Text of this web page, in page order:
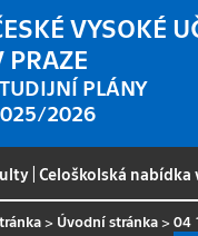
VYSOKÉ
PRAZE
PLÁNY
2026
|Celoškolská
> Úvodní stránka >04